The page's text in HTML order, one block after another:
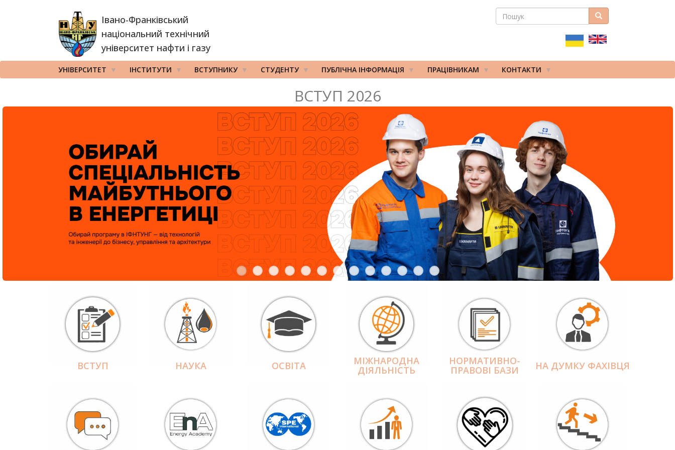
Івано-Франківський
національний технічний
університет нафти і газу
ПОШУКОВА
ПОШУК Пошук
УНІВЕРСИТЕТ ІНСТИТУТИ ВСТУПНИКУ СТУДЕНТУ ПУБЛІЧНА ІНФОРМАЦІЯ ПРАЦІВНИКАМ КОНТАКТИ
ВСТУП 2026
ВСТУП НАУКА ОСВІТА МІЖНАРОДНА
ДІЯЛЬНІCТЬ
НОРМАТИВНО-
ПРАВОВІ БАЗИ НА ДУМКУ ФАХІВЦЯ